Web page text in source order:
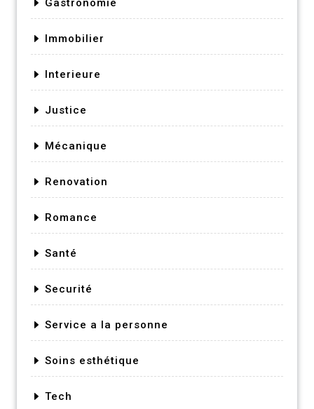
Gastronomie
Immobilier
Interieure
Justice
Mécanique
Renovation
Romance
Santé
Securité
Service a la personne
Soins esthétique
Tech